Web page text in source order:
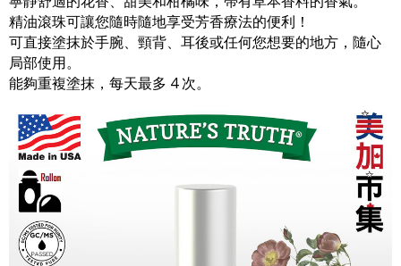
精油滾珠可讓您隨時隨地享受芳香療法的便利！
可直接塗抹於手腕、頸背、耳後或任何您想要的地方，隨心
局部使用。
能夠重複塗抹，每天最多 4 次。